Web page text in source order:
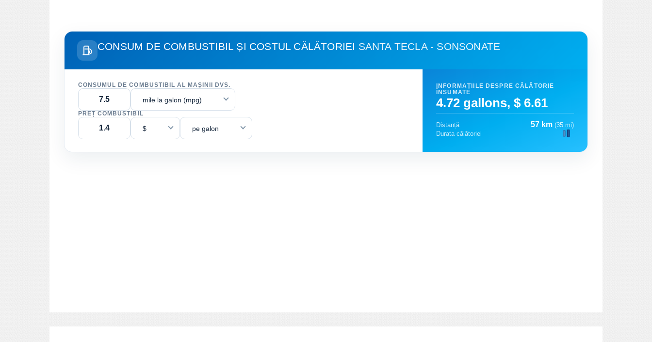
CONSUM DE COMBUSTIBIL ȘI COSTUL CĂLĂTORIEI SANTA TECLA - SONSONATE
CONSUMUL DE COMBUSTIBIL AL MAȘINII DVS.
mile la galon (mpg)
PREȚ COMBUSTIBIL
$ pe galon
INFORMAȚIILE DESPRE CĂLĂTORIE
ÎNSUMATE
4.72 gallons, $ 6.61
Distanță 57 km (35 mi)
Durata călătoriei